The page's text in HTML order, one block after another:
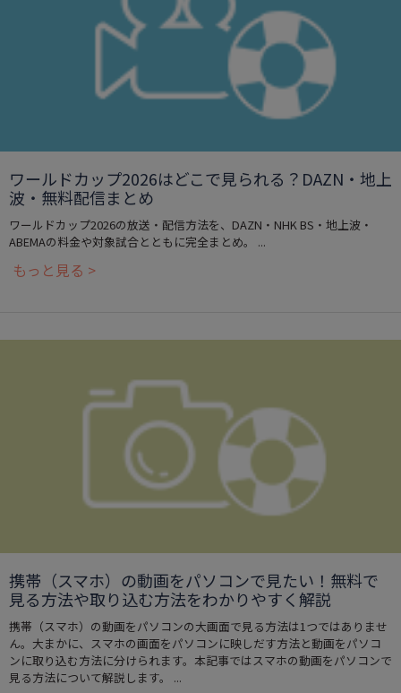
ワールドカップ2026はどこで見られる？DAZN・地上
波・無料配信まとめ
ワールドカップ2026の放送・配信方法を、DAZN・NHK BS・地上波・
ABEMAの料金や対象試合とともに完全まとめ。 ...
もっと見る >
携帯（スマホ）の動画をパソコンで見たい！無料で
見る方法や取り込む方法をわかりやすく解説
携帯（スマホ）の動画をパソコンの大画面で見る方法は1つではありませ
ん。大まかに、スマホの画面をパソコンに映しだす方法と動画をパソコ
ンに取り込む方法に分けられます。本記事ではスマホの動画をパソコンで
見る方法について解説します。 ...